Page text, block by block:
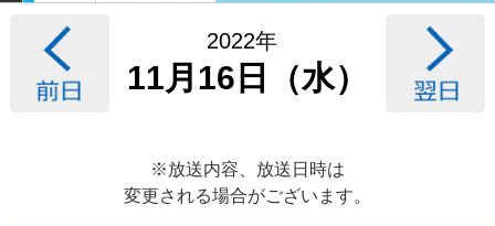
2022年
11月16日（水）
※放送内容、放送日時は
変更される場合がございます。